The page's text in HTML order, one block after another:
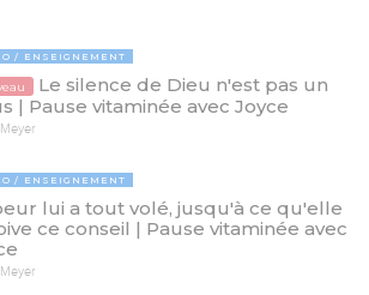
ENSEIGNEMENT
Le silence de Dieu n'est pas un
| Pause vitaminée avec Joyce
ENSEIGNEMENT
lui a tout volé, jusqu'à ce qu'elle
ce conseil | Pause vitaminée avec